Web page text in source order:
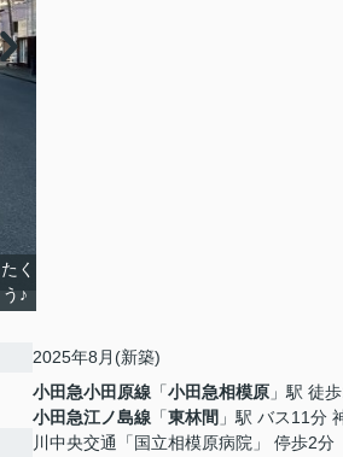
く
♪
2025年8月(新築)
小田急小田原線 「小田急相模原 」駅 徒
小田急江ノ島線 「東林間 」駅 バス11分
川中央交通「国立相模原病院」 停歩2分